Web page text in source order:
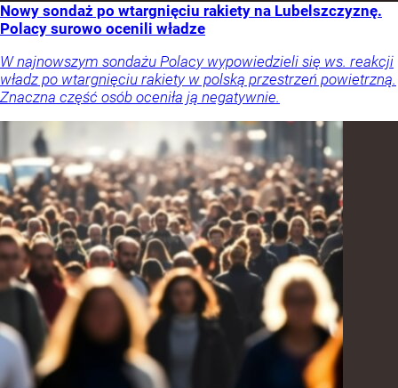
Nowy sondaż po wtargnięciu rakiety na Lubelszczyznę.
Polacy surowo ocenili władze
W najnowszym sondażu Polacy wypowiedzieli się ws. reakcji
władz po wtargnięciu rakiety w polską przestrzeń powietrzną.
Znaczna część osób oceniła ją negatywnie.